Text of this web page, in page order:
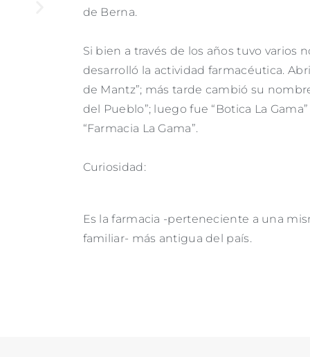
de Berna.
Si bien a través de los años tuvo varios
desarrolló la actividad farmacéutica.
de Mantz”; más tarde cambió su
del Pueblo”; luego fue “Botica La
“Farmacia La Gama”.
Curiosidad:
Es la farmacia -perteneciente a una
familiar- más antigua del país.